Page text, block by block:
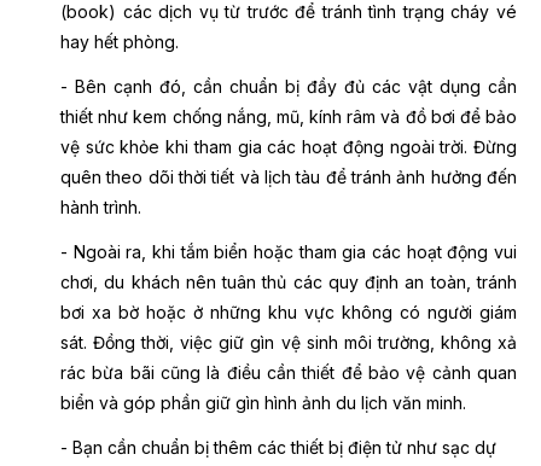
(book) các dịch vụ từ trước để tránh tình trạng cháy vé
hay hết phòng.
- Bên cạnh đó, cần chuẩn bị đầy đủ các vật dụng cần
thiết như kem chống nắng, mũ, kính râm và đồ bơi để bảo
vệ sức khỏe khi tham gia các hoạt động ngoài trời. Đừng
quên theo dõi thời tiết và lịch tàu để tránh ảnh hưởng đến
hành trình.
- Ngoài ra, khi tắm biển hoặc tham gia các hoạt động vui
chơi, du khách nên tuân thủ các quy định an toàn, tránh
bơi xa bờ hoặc ở những khu vực không có người giám
sát. Đồng thời, việc giữ gìn vệ sinh môi trường, không xả
rác bừa bãi cũng là điều cần thiết để bảo vệ cảnh quan
biển và góp phần giữ gìn hình ảnh du lịch văn minh.
- Bạn cần chuẩn bị thêm các thiết bị điện tử như sạc dự